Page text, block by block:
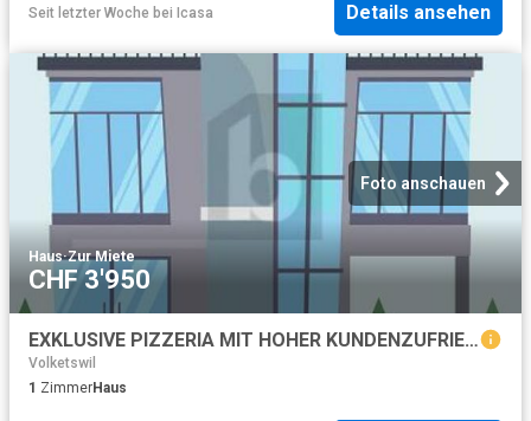
Seit letzter Woche bei Icasa Details ansehen
Foto anschauen
Haus·Zur Miete
CHF 3'950
EXKLUSIVE PIZZERIA MIT HOHER KUNDENZUFRIEDENHEIT
Volketswil
1 ZimmerHaus